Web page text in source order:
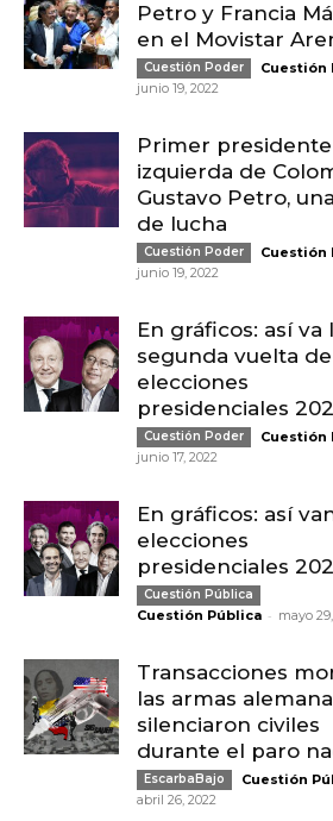
Petro y Francia
en el Movistar
Cuestión Poder Cuestión
junio 19, 2022
Primer
izquierda de
Gustavo Petro,
de lucha
Cuestión Poder Cuestión
junio 19, 2022
En gráficos: así va
segunda vuelta
elecciones
presidenciales
Cuestión Poder Cuestión
junio 17, 2022
En gráficos: así
elecciones
presidenciales
Cuestión Pública
Cuestión Pública - mayo
Transacciones
las armas
silenciaron civiles
durante el paro
EscarbaBajo Cuestión
abril 26, 2022